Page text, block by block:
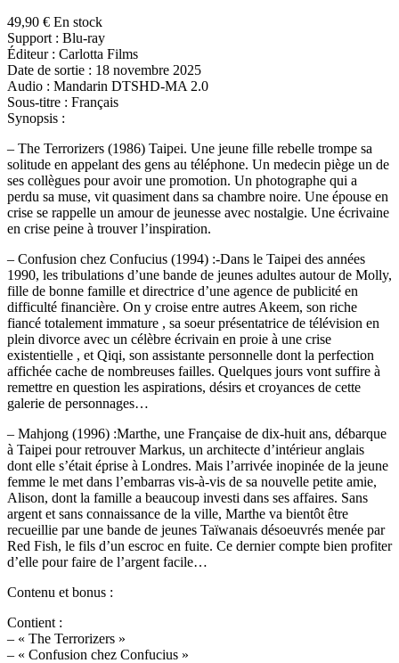
49,90 € En stock
Support : Blu-ray
Éditeur : Carlotta Films
Date de sortie : 18 novembre 2025
Audio : Mandarin DTSHD-MA 2.0
Sous-titre : Français
Synopsis :
– The Terrorizers (1986) Taipei. Une jeune fille rebelle trompe sa
solitude en appelant des gens au téléphone. Un medecin piège un de
ses collègues pour avoir une promotion. Un photographe qui a
perdu sa muse, vit quasiment dans sa chambre noire. Une épouse en
crise se rappelle un amour de jeunesse avec nostalgie. Une écrivaine
en crise peine à trouver l’inspiration.
– Confusion chez Confucius (1994) :-Dans le Taipei des années
1990, les tribulations d’une bande de jeunes adultes autour de Molly,
fille de bonne famille et directrice d’une agence de publicité en
difficulté financière. On y croise entre autres Akeem, son riche
fiancé totalement immature , sa soeur présentatrice de télévision en
plein divorce avec un célèbre écrivain en proie à une crise
existentielle , et Qiqi, son assistante personnelle dont la perfection
affichée cache de nombreuses failles. Quelques jours vont suffire à
remettre en question les aspirations, désirs et croyances de cette
galerie de personnages…
– Mahjong (1996) :Marthe, une Française de dix-huit ans, débarque
à Taipei pour retrouver Markus, un architecte d’intérieur anglais
dont elle s’était éprise à Londres. Mais l’arrivée inopinée de la jeune
femme le met dans l’embarras vis-à-vis de sa nouvelle petite amie,
Alison, dont la famille a beaucoup investi dans ses affaires. Sans
argent et sans connaissance de la ville, Marthe va bientôt être
recueillie par une bande de jeunes Taïwanais désoeuvrés menée par
Red Fish, le fils d’un escroc en fuite. Ce dernier compte bien profiter
d’elle pour faire de l’argent facile…
Contenu et bonus :
Contient :
– « The Terrorizers »
– « Confusion chez Confucius »